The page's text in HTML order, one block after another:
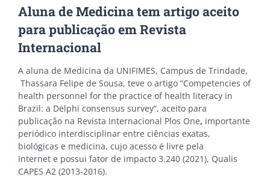
Aluna de Medicina tem artigo aceito
para publicação em Revista
Internacional
A aluna de Medicina da UNIFIMES, Campus de Trindade,
Thassara Felipe de Sousa, teve o artigo “Competencies of
health personnel for the practice of health literacy in
Brazil: a Delphi consensus survey”, aceito para
publicação na Revista Internacional Plos One, importante
periódico interdisciplinar entre ciências exatas,
biológicas e medicina, cujo acesso é livre pela
Internet e possui fator de impacto 3.240 (2021), Qualis
CAPES A2 (2013-2016).